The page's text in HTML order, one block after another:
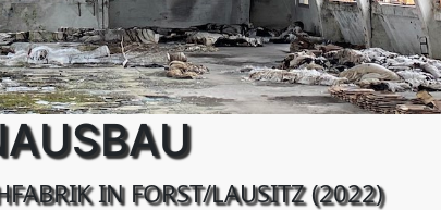
IN FORST/LAUSITZ (2022)